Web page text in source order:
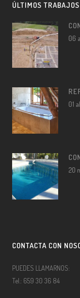
ÚLTIMOS
06
01
20
CONTACTA CON
PUEDES LLAMARNOS:
Tel.: 659 30 36 84